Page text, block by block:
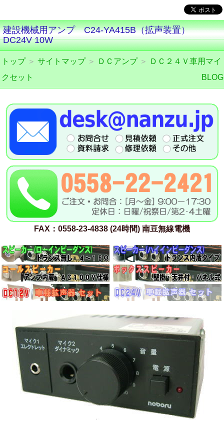
建設機械用アンプ C24-YA415B（拡声装置）
DC24V 10W
トップ＞ サイトマップ＞ ＤＣアンプ＞
ＤＣ２４Ｖ車用マイ
クセット
BLOG
FAX：0558-23-4838 (24時間) 南豆無線電機